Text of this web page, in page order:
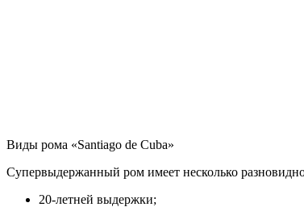
Виды рома «Santiago de Cuba»
Супервыдержанный ром имеет несколько
20-летней выдержки;